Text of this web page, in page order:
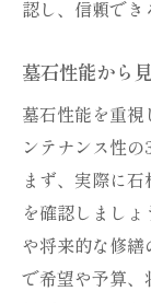
認し、信頼でき
墓石性能から
墓石性能を重
ンテナンス性の
まず、実際に
を確認しまし
や将来的な修
で希望や予算